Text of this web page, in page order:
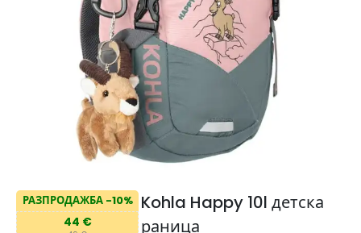
РАЗПРОДАЖБА -10%
44 €
Kohla Happy 10l детска
раница